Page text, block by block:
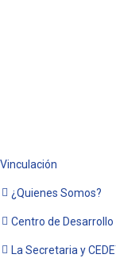
Vinculación
¿Quienes Somos?
Centro de
La Secretaria y